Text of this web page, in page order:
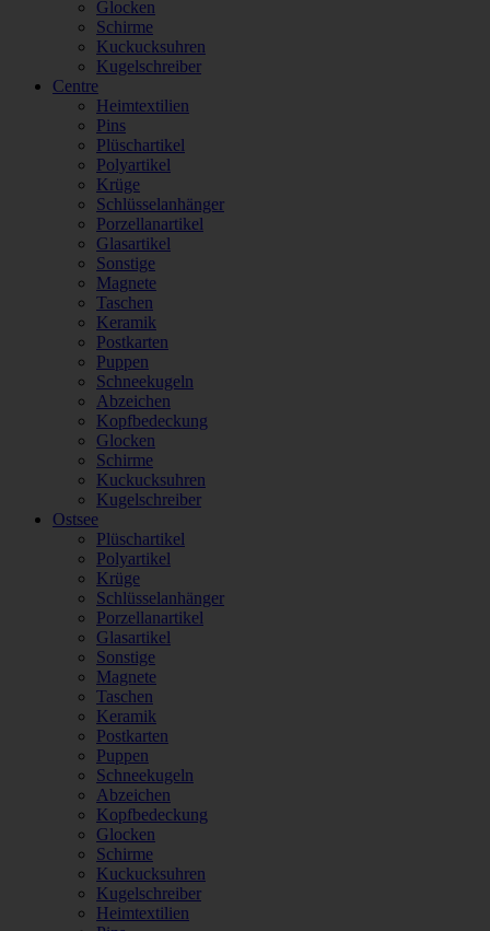
Glocken
Schirme
Kuckucksuhren
Kugelschreiber
Centre
Heimtextilien
Pins
Plüschartikel
Polyartikel
Krüge
Schlüsselanhänger
Porzellanartikel
Glasartikel
Sonstige
Magnete
Taschen
Keramik
Postkarten
Puppen
Schneekugeln
Abzeichen
Kopfbedeckung
Glocken
Schirme
Kuckucksuhren
Kugelschreiber
Ostsee
Plüschartikel
Polyartikel
Krüge
Schlüsselanhänger
Porzellanartikel
Glasartikel
Sonstige
Magnete
Taschen
Keramik
Postkarten
Puppen
Schneekugeln
Abzeichen
Kopfbedeckung
Glocken
Schirme
Kuckucksuhren
Kugelschreiber
Heimtextilien